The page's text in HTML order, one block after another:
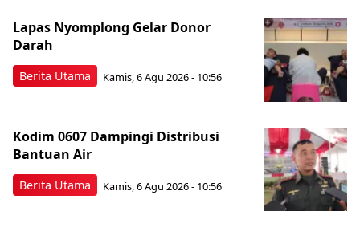
Berita Utama
Lapas Nyomplong Gelar Donor
Darah
Kamis, 6 Agu 2026 - 10:56
Berita Utama
Kodim 0607 Dampingi Distribusi
Bantuan Air
Kamis, 6 Agu 2026 - 10:56